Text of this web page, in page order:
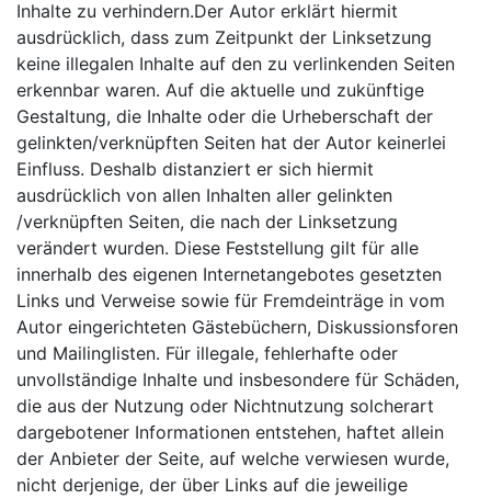
Inhalte zu verhindern.Der Autor erklärt hiermit
ausdrücklich, dass zum Zeitpunkt der Linksetzung
keine illegalen Inhalte auf den zu verlinkenden Seiten
erkennbar waren. Auf die aktuelle und zukünftige
Gestaltung, die Inhalte oder die Urheberschaft der
gelinkten/verknüpften Seiten hat der Autor keinerlei
Einfluss. Deshalb distanziert er sich hiermit
ausdrücklich von allen Inhalten aller gelinkten
/verknüpften Seiten, die nach der Linksetzung
verändert wurden. Diese Feststellung gilt für alle
innerhalb des eigenen Internetangebotes gesetzten
Links und Verweise sowie für Fremdeinträge in vom
Autor eingerichteten Gästebüchern, Diskussionsforen
und Mailinglisten. Für illegale, fehlerhafte oder
unvollständige Inhalte und insbesondere für Schäden,
die aus der Nutzung oder Nichtnutzung solcherart
dargebotener Informationen entstehen, haftet allein
der Anbieter der Seite, auf welche verwiesen wurde,
nicht derjenige, der über Links auf die jeweilige